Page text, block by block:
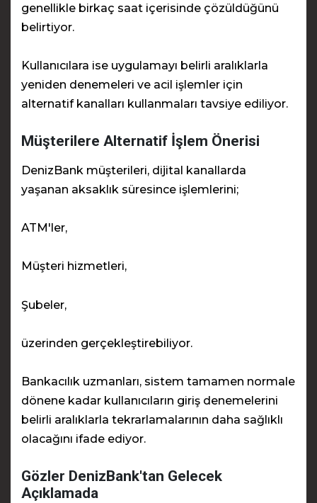
genellikle birkaç saat içerisinde çözüldüğünü
belirtiyor.
Kullanıcılara ise uygulamayı belirli aralıklarla
yeniden denemeleri ve acil işlemler için
alternatif kanalları kullanmaları tavsiye ediliyor.
Müşterilere Alternatif İşlem Önerisi
DenizBank müşterileri, dijital kanallarda
yaşanan aksaklık süresince işlemlerini;
ATM'ler,
Müşteri hizmetleri,
Şubeler,
üzerinden gerçekleştirebiliyor.
Bankacılık uzmanları, sistem tamamen normale
dönene kadar kullanıcıların giriş denemelerini
belirli aralıklarla tekrarlamalarının daha sağlıklı
olacağını ifade ediyor.
Gözler DenizBank'tan Gelecek
Açıklamada